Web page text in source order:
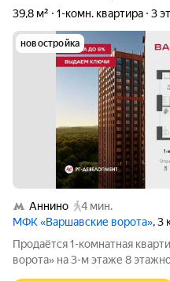
39,8 м²
1-комн. квартира 3
новостройка
Аннино
4 мин.
МФК «Варшавские ворота», 3
Продаётся 1-комнатная
ворота» на 3-м этаже 8